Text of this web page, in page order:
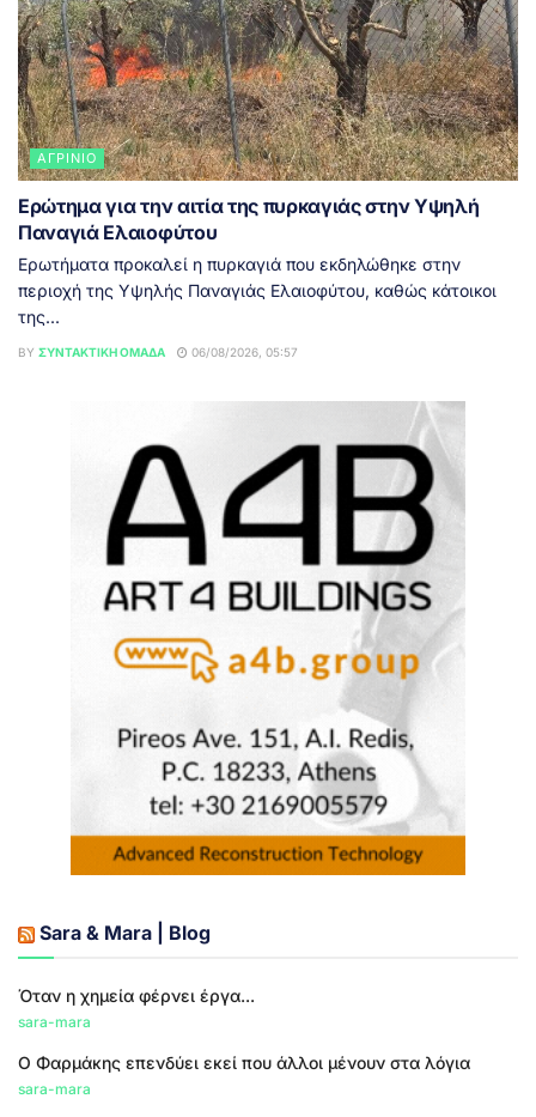
ΑΓΡΊΝΙΟ
Ερώτημα για την αιτία της πυρκαγιάς στην Υψηλή
Παναγιά Ελαιοφύτου
Ερωτήματα προκαλεί η πυρκαγιά που εκδηλώθηκε στην
περιοχή της Υψηλής Παναγιάς Ελαιοφύτου, καθώς κάτοικοι
της...
BY ΣΥΝΤΑΚΤΙΚΉ ΟΜΆΔΑ 06/08/2026, 05:57
Sara & Mara | Blog
Όταν η χημεία φέρνει έργα...
sara-mara
Ο Φαρμάκης επενδύει εκεί που άλλοι μένουν στα λόγια
sara-mara